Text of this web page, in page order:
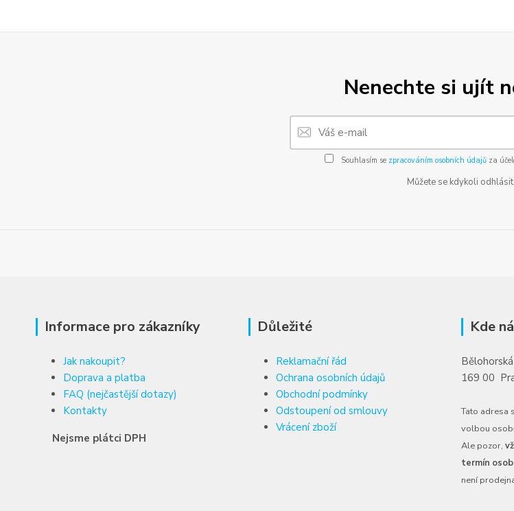
Nenechte si ujít
Souhlasím se zpracováním osobních údajůza
Můžete se kdykoli odhlásit.
Informace pro zákazníky
Jak nakoupit?
Doprava a platba
FAQ (nejčastější dotazy)
Kontakty
Nejsme plátci DPH
Důležité
Reklamační řád
Ochrana osobních údajů
Obchodní podmínky
Odstoupení od smlouvy
Vrácení zboží
Kde
169 00
Tato adresa
volbou
Ale pozor,
termín
není